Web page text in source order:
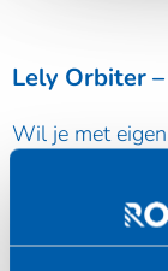
Lely Orbiter
Wil je met
exclusief kijkje
om al je